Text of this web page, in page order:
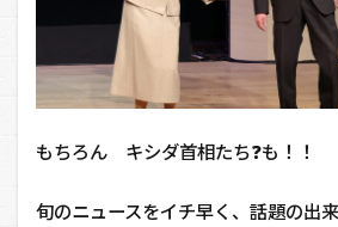
もちろん キシダ首相たち❓も！！
旬のニュースをイチ早く、話題の出